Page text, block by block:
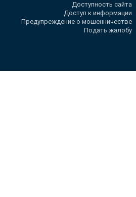
Доступность сайта
Доступ к информации
Предупреждение о мошенничестве
Подать жалобу